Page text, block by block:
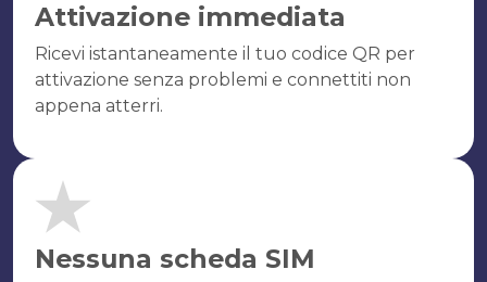
Attivazione immediata
Ricevi istantaneamente il tuo codice QR per
attivazione senza problemi e connettiti non
appena atterri.
Nessuna scheda SIM